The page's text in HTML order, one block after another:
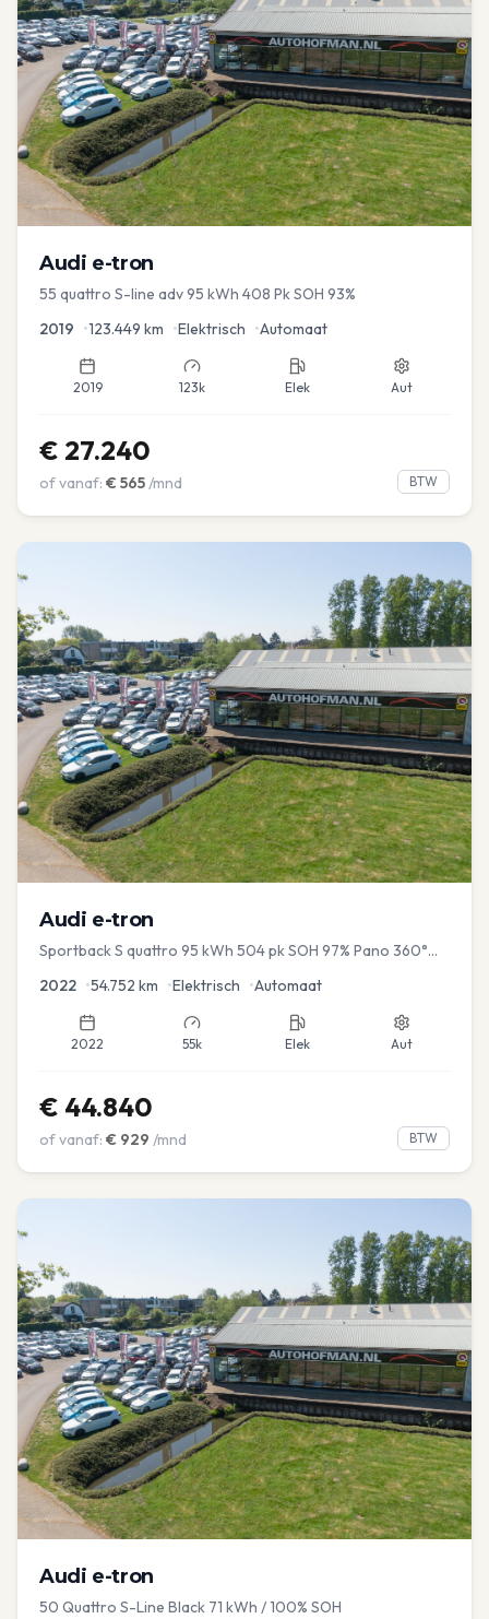
Audi e-tron
55 quattro S-line adv 95 kWh 408 Pk SOH 93%
2019 •123.449 km •Elektrisch •Automaat
2019 123k Elek Aut
€ 27.240
of vanaf: € 565/mnd BTW
Audi e-tron
Sportback S quattro 95 kWh 504 pk SOH 97% Pano 360°
2022 •54.752 km •Elektrisch •Automaat
2022 55k Elek Aut
€ 44.840
of vanaf: € 929 /mnd BTW
Audi e-tron
50 Quattro S-Line Black 71 kWh / 100% SOH